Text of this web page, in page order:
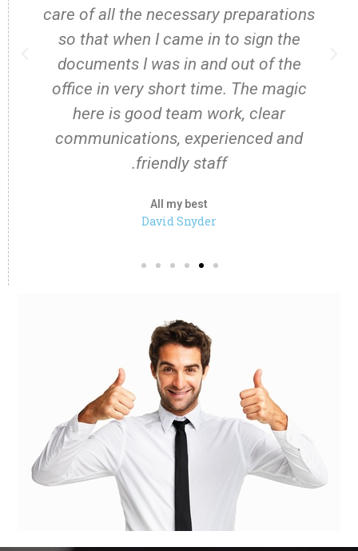
care of all the necessary preparations
so that when I came in to sign the
documents I was in and out of the
office in very short time. The magic
here is good team work, clear
communications, experienced and
friendly staff.
All my best
David Snyder